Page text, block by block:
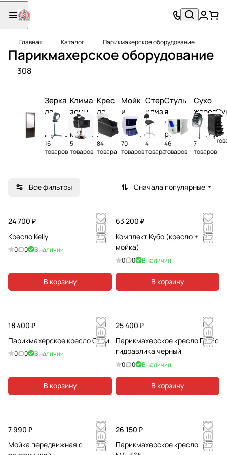
Главная Каталог Парикмахерское оборудование
Парикмахерское оборудование
308
Зерка
ла
парик
махер
ские
16
товаров
Клима
зоны
парик
махер
ские
5
товаров
Крес
ла
пари
кмах
ерск
ие
84
товара
Мойк
и
парик
махер
ские
70
товаров
Стер
илиз
атор
ы
4
товара
Стуль
я
масте
ров
парик
махер
46
товаров
Сухо
жаров
ые
шкаф
ы
7
товаров
3
Все фильтры Сначала популярные
24 700 ₽
Кресло Kelly
0 0 В наличии
В корзину
63 200 ₽
Комплект Кубо (кресло +
мойка)
0 0 В наличии
В корзину
18 400 ₽
Парикмахерское кресло Одри
0 0 В наличии
В корзину
25 400 ₽
Парикмахерское кресло Грейс
гидравлика черный
0 0 В наличии
В корзину
7 990 ₽
Мойка передвижная с
26 150 ₽
Парикмахерское кресло